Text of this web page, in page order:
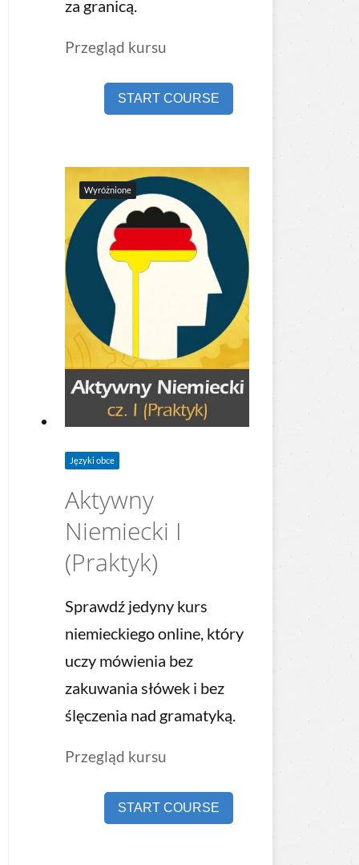
za granicą.
Przegląd kursu
START COURSE
Wyróżnione
Języki obce
Aktywny
Niemiecki I
(Praktyk)
Sprawdź jedyny kurs
niemieckiego online, który
uczy mówienia bez
zakuwania słówek i bez
ślęczenia nad gramatyką.
Przegląd kursu
START COURSE